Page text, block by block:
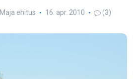
Maja ehitus 16. apr. 2010 (3)